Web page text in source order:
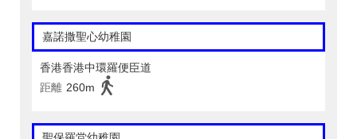
嘉諾撒聖心幼稚園
香港香港中環羅便臣道
距離 260m